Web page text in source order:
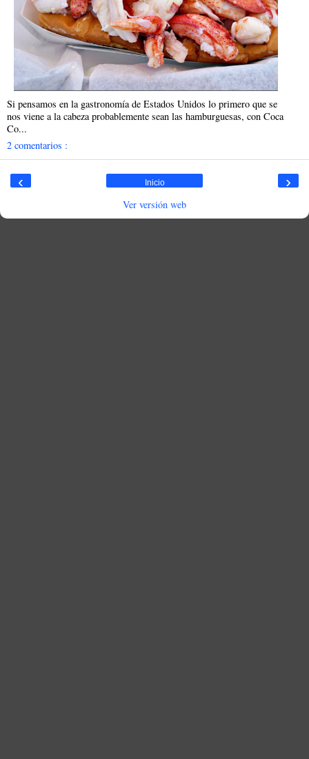
Si pensamos en la gastronomía de Estados Unidos lo primero que se
nos viene a la cabeza probablemente sean las hamburguesas, con Coca
Co...
2 comentarios :
‹ ›
Inicio
Ver versión web